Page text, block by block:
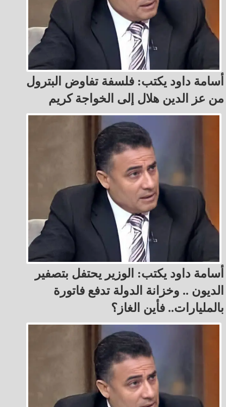
أسامة داود يكتب: فلسفة تفاوض البترول
من عز الدين هلال إلى الخواجة كريم
أسامة داود يكتب: الوزير يحتفل بتصفير
الديون .. وخزانة الدولة تدفع فاتورة
بالمليارات.. فأين الغاز؟